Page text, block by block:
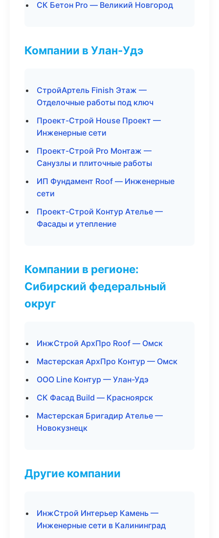
СК Бетон Pro — Великий Новгород
Компании в Улан-Удэ
СтройАртель Finish Этаж —
Отделочные работы под ключ
Проект-Строй House Проект —
Инженерные сети
Проект-Строй Pro Монтаж —
Санузлы и плиточные работы
ИП Фундамент Roof — Инженерные
сети
Проект-Строй Контур Ателье —
Фасады и утепление
Компании в регионе:
Сибирский федеральный
округ
ИнжСтрой АрхПро Roof — Омск
Мастерская АрхПро Контур — Омск
ООО Line Контур — Улан-Удэ
СК Фасад Build — Красноярск
Мастерская Бригадир Ателье —
Новокузнецк
Другие компании
ИнжСтрой Интерьер Камень —
Инженерные сети в Калининград